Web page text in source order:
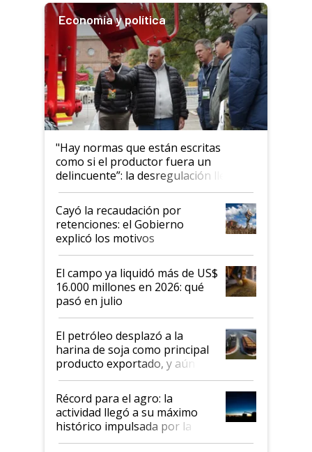
Economía y política
"Hay normas que están escritas
como si el productor fuera un
delincuente”: la desregulación llegó
al Congreso Aapresid y hasta se
habló del financiamiento al IPCVA
Cayó la recaudación por
retenciones: el Gobierno
explicó los motivos
El campo ya liquidó más de US$
16.000 millones en 2026: qué
pasó en julio
El petróleo desplazó a la
harina de soja como principal
producto exportado, y aún así
el agro aportó casi seis de cada
diez dólares y sostuvo el
liderazgo en un semestre
récord
Récord para el agro: la
actividad llegó a su máximo
histórico impulsada por la
cosecha y las exportaciones